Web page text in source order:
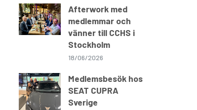
Afterwork med
medlemmar och
vänner till CCHS i
Stockholm
18/06/2026
Medlemsbesök hos
SEAT CUPRA
Sverige